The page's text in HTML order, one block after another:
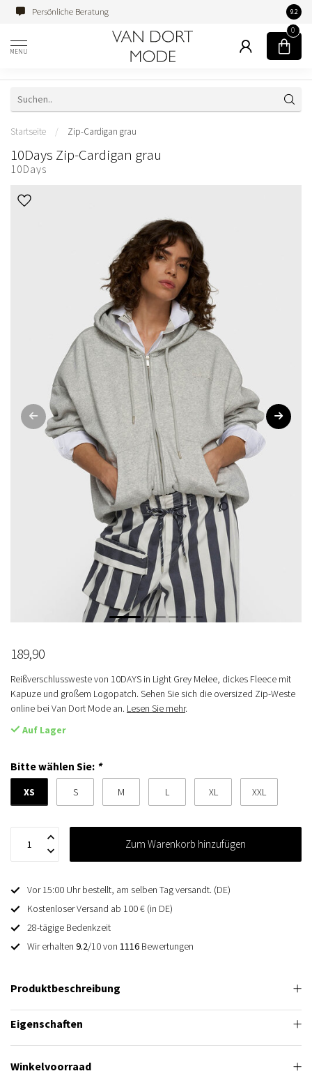
Persönliche Beratung 9.2
MENU
0
Startseite / Zip-Cardigan grau
10Days Zip-Cardigan grau
10Days
189,90
Reißverschlussweste von 10DAYS in Light Grey Melee, dickes Fleece mit
Kapuze und großem Logopatch. Sehen Sie sich die oversized Zip-Weste
online bei Van Dort Mode an. Lesen Sie mehr.
Auf Lager
Bitte wählen Sie: *
XS S M L XL XXL
Zum Warenkorb hinzufügen
Vor 15:00 Uhr bestellt, am selben Tag versandt. (DE)
Kostenloser Versand ab 100 € (in DE)
28-tägige Bedenkzeit
Wir erhalten 9.2/10 von 1116 Bewertungen
Produktbeschreibung
Eigenschaften
Winkelvoorraad